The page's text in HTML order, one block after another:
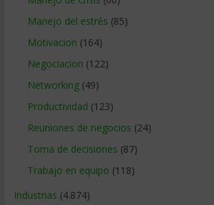
Manejo del estrés (85)
Motivacion (164)
Negociacion (122)
Networking(49)
Productividad (123)
Reuniones de negocios (24)
Toma de decisiones (87)
Trabajo en equipo (118)
Industrias (4.874)